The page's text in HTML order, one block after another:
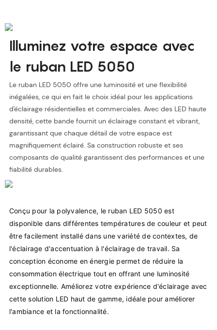
Illuminez votre espace avec
le ruban LED 5050
Le ruban LED 5050 offre une luminosité et une flexibilité
inégalées, ce qui en fait le choix idéal pour les applications
d'éclairage résidentielles et commerciales. Avec des LED haute
densité, cette bande fournit un éclairage constant et vibrant,
garantissant que chaque détail de votre espace est
magnifiquement éclairé. Sa construction robuste et ses
composants de qualité garantissent des performances et une
fiabilité durables.
Conçu pour la polyvalence, le ruban LED 5050 est
disponible dans différentes températures de couleur et peut
être facilement installé dans une variété de contextes, de
l'éclairage d'accentuation à l'éclairage de travail. Sa
conception économe en énergie permet de réduire la
consommation électrique tout en offrant une luminosité
exceptionnelle. Améliorez votre expérience d'éclairage avec
cette solution LED haut de gamme, idéale pour améliorer